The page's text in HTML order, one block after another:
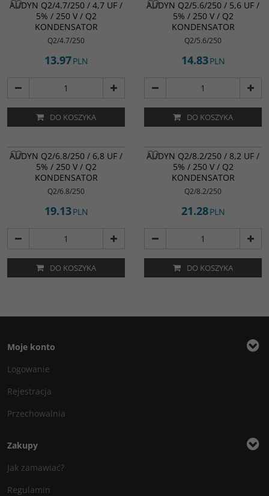
AUDYN Q2/4.7/250 / 4,7 UF /
5% / 250 V / Q2
KONDENSATOR
Q2/4.7/250
13.97PLN
DO KOSZYKA
AUDYN Q2/5.6/250 / 5,6 UF /
5% / 250 V / Q2
KONDENSATOR
Q2/5.6/250
14.83PLN
DO KOSZYKA
AUDYN Q2/6.8/250 / 6,8 UF /
5% / 250 V / Q2
KONDENSATOR
Q2/6.8/250
19.13PLN
DO KOSZYKA
AUDYN Q2/8.2/250 / 8,2 UF /
5% / 250 V / Q2
KONDENSATOR
Q2/8.2/250
21.28PLN
DO KOSZYKA
Moje konto
Logowanie
Rejestracja
Przechowalnia
Zakupy
Jak zamawiać?
Regulamin